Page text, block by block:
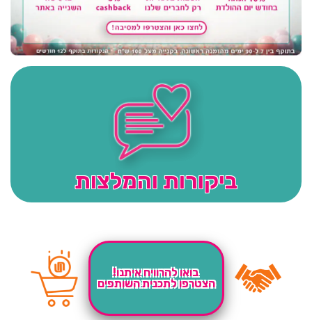
ביקורות והמלצות
בואו להרוויח איתנו!
הצטרפו לתכנית השותפים